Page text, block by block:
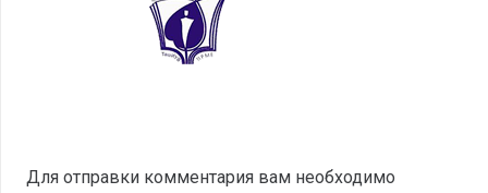
Для отправки комментария вам необходимо